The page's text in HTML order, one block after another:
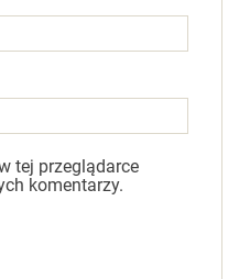
tej przeglądarce
komentarzy.